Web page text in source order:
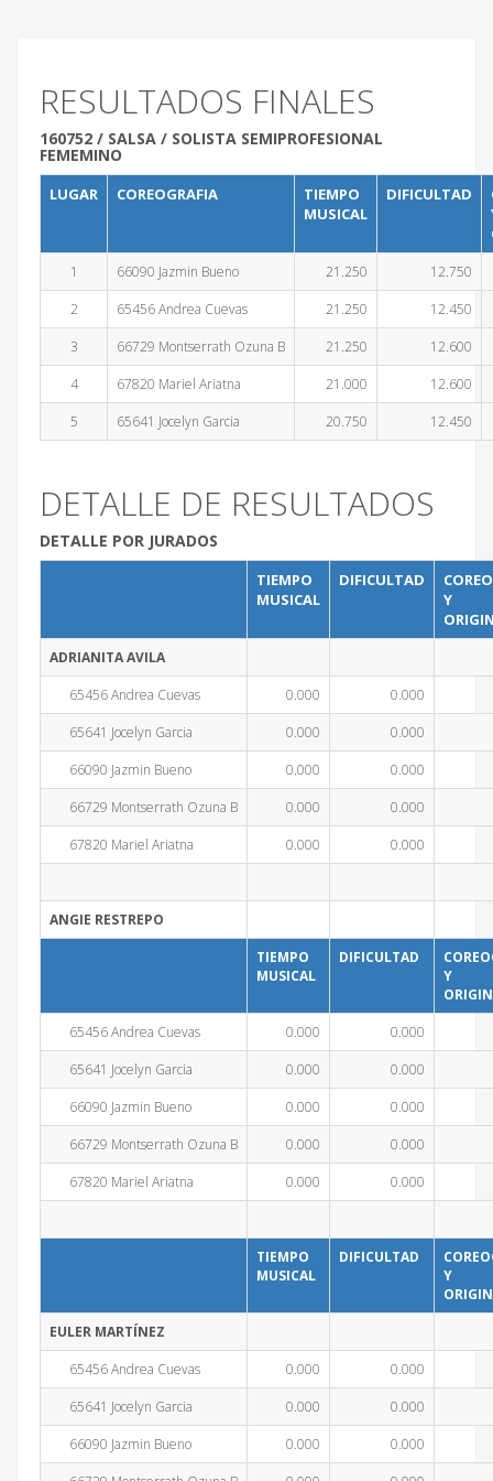
RESULTADOS FINALES
160752 / SALSA / SOLISTA SEMIPROFESIONAL
FEMEMINO
LUGAR COREOGRAFIA
TIEMPO
MUSICAL
DIFICULTAD
1 66090 Jazmin Bueno 21.250
12.750
2
65456 Andrea Cuevas 21.250
12.450
3
66729 Montserrath Ozuna B 21.250
12.600
4
67820 Mariel Ariatna 21.000
12.600
5
65641 Jocelyn Garcia 20.750 12.450
DETALLE DE RESULTADOS
DETALLE POR JURADOS
TIEMPO
MUSICAL
DIFICULTAD
Y
ADRIANITA AVILA
65456 Andrea Cuevas
0.000
0.000
65641 Jocelyn Garcia
0.000
0.000
66090 Jazmin Bueno
0.000
0.000
66729 Montserrath Ozuna B
0.000
0.000
67820 Mariel Ariatna
0.000 0.000
ANGIE RESTREPO
TIEMPO
MUSICAL
DIFICULTAD
Y
65456 Andrea Cuevas
0.000
0.000
65641 Jocelyn Garcia
0.000
0.000
66090 Jazmin Bueno
0.000
0.000
66729 Montserrath Ozuna B
0.000
0.000
67820 Mariel Ariatna
0.000 0.000
TIEMPO
MUSICAL
DIFICULTAD
Y
EULER MARTÍNEZ
65456 Andrea Cuevas
0.000
0.000
65641 Jocelyn Garcia
0.000
0.000
66090 Jazmin Bueno
0.000
0.000